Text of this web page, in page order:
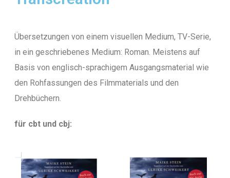
Übersetzungen von einem visuellen Medium, TV-Serie,
in ein geschriebenes Medium: Roman. Meistens auf
Basis von englisch-sprachigem Ausgangsmaterial wie
den Rohfassungen des Filmmaterials und den
Drehbüchern.
für cbt und cbj: